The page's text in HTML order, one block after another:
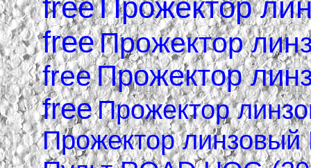
freeПрожектор
freeПрожектор
freeПрожектор
freeПрожектор
Прожектор